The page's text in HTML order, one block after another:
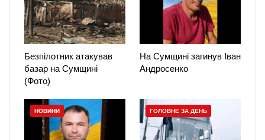
Безпілотник атакував
базар на Сумщині
(Фото)
На Сумщині загинув Іван
Андросенко
НОВИНИ ГОЛОВНЕ ЗА ДЕНЬ